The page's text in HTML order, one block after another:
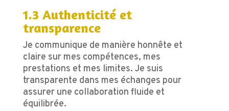
1.3 Authenticité et
transparence
Je communique de manière honnête et
claire sur mes compétences, mes
prestations et mes limites. Je suis
transparente dans mes échanges pour
assurer une collaboration fluide et
équilibrée.